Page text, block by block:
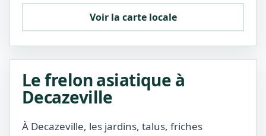
Voir la carte locale
Le frelon asiatique à
Decazeville
À Decazeville, les jardins, talus, friches